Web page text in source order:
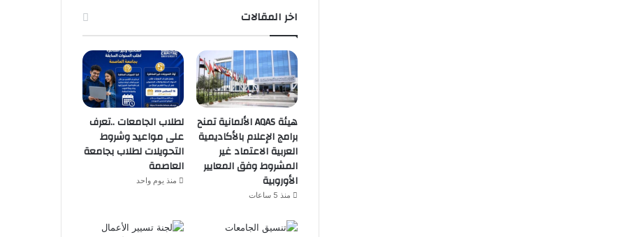
اخر المقالات
هيئة AQAS الألمانية تمنح
برامج الإعلام بالأكاديمية
العربية الاعتماد غير
المشروط وفق المعايير
الأوروبية
منذ 5 ساعات
لطلاب الجامعات ..تعرف
على مواعيد وشروط
التحويلات لطلاب بجامعة
العاصمة
منذ يوم واحد